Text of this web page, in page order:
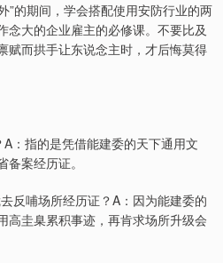
”的期间，学会搭配使用安防行业的两
念大的企业雇主的必修课。不要比及
赋而拱手让东说念主时，才后悔莫得
：指的是凭借能建委的天下通用文
案经历证。
反哺场所经历证？A：因为能建委的
高圭臬累积事迹，再肯求场所升级会